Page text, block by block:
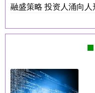
融盛策略 投资人涌向